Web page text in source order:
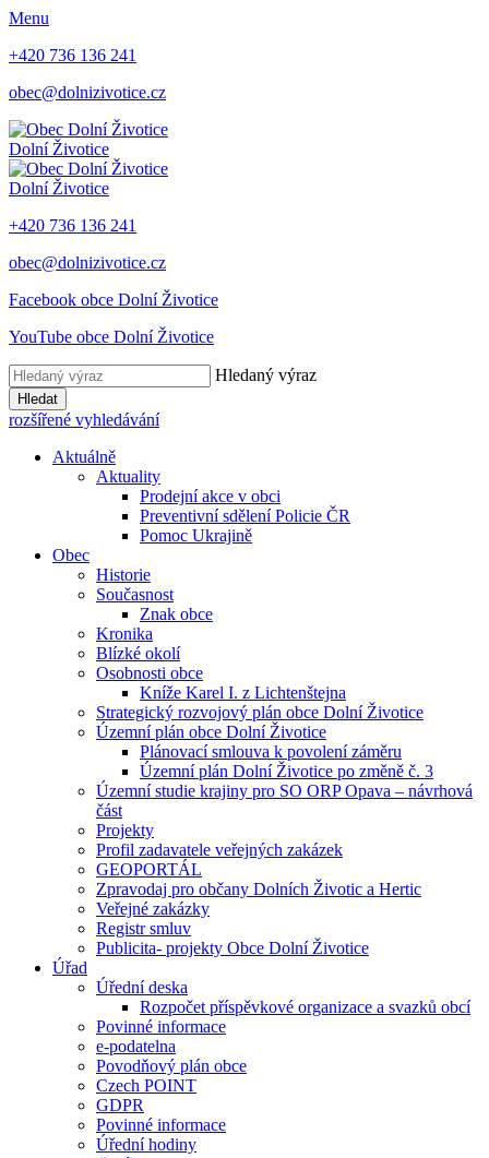
Menu
+420 736 136 241
obec@dolnizivotice.cz
Dolní Životice
Dolní Životice
+420 736 136 241
obec@dolnizivotice.cz
Facebook obce Dolní Životice
YouTube obce Dolní Životice
Hledaný výraz
Hledat
rozšířené vyhledávání
Aktuálně
Aktuality
Prodejní akce v obci
Preventivní sdělení Policie ČR
Pomoc Ukrajině
Obec
Historie
Současnost
Znak obce
Kronika
Blízké okolí
Osobnosti obce
Kníže Karel I. z Lichtenštejna
Strategický rozvojový plán obce Dolní Životice
Územní plán obce Dolní Životice
Plánovací smlouva k povolení záměru
Územní plán Dolní Životice po změně č. 3
Územní studie krajiny pro SO ORP Opava – návrhová
část
Projekty
Profil zadavatele veřejných zakázek
GEOPORTÁL
Zpravodaj pro občany Dolních Životic a Hertic
Veřejné zakázky
Registr smluv
Publicita- projekty Obce Dolní Životice
Úřad
Úřední deska
Rozpočet příspěvkové organizace a svazků obcí
Povinné informace
e-podatelna
Povodňový plán obce
Czech POINT
GDPR
Povinné informace
Úřední hodiny